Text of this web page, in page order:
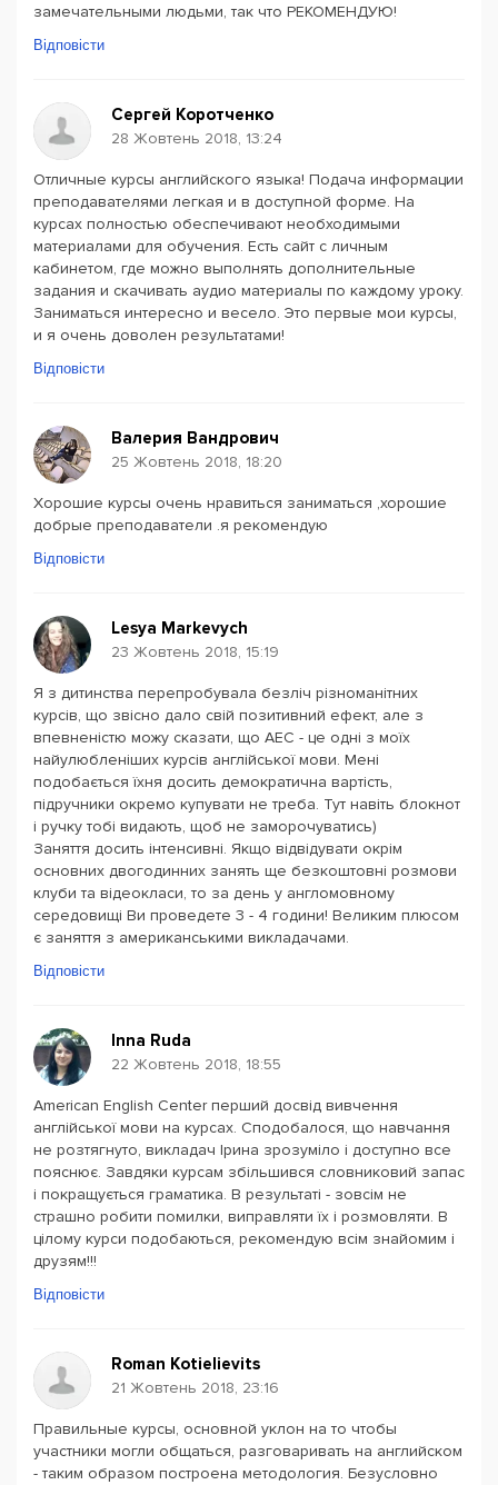
замечательными людьми, так что РЕКОМЕНДУЮ!
Відповісти
Сергей Коротченко
28 Жовтень 2018, 13:24
Отличные курсы английского языка! Подача информации
преподавателями легкая и в доступной форме. На
курсах полностью обеспечивают необходимыми
материалами для обучения. Есть сайт с личным
кабинетом, где можно выполнять дополнительные
задания и скачивать аудио материалы по каждому уроку.
Заниматься интересно и весело. Это первые мои курсы,
и я очень доволен результатами!
Відповісти
Валерия Вандрович
25 Жовтень 2018, 18:20
Хорошие курсы очень нравиться заниматься ,хорошие
добрые преподаватели .я рекомендую
Відповісти
Lesya Markevych
23 Жовтень 2018, 15:19
Я з дитинства перепробувала безліч різноманітних
курсів, що звісно дало свій позитивний ефект, але з
впевненістю можу сказати, що АЕС - це одні з моїх
найулюбленіших курсів англійської мови. Мені
подобається їхня досить демократична вартість,
підручники окремо купувати не треба. Тут навіть блокнот
і ручку тобі видають, щоб не заморочуватись)
Заняття досить інтенсивні. Якщо відвідувати окрім
основних двогодинних занять ще безкоштовні розмови
клуби та відеокласи, то за день у англомовному
середовищі Ви проведете 3 - 4 години! Великим плюсом
є заняття з американськими викладачами.
Відповісти
Inna Ruda
22 Жовтень 2018, 18:55
American English Center перший досвід вивчення
англійської мови на курсах. Сподобалося, що навчання
не розтягнуто, викладач Ірина зрозуміло і доступно все
пояснює. Завдяки курсам збільшився словниковий запас
і покращується граматика. В результаті - зовсім не
страшно робити помилки, виправляти їх і розмовляти. В
цілому курси подобаються, рекомендую всім знайомим і
друзям!!!
Відповісти
Roman Kotielievits
21 Жовтень 2018, 23:16
Правильные курсы, основной уклон на то чтобы
участники могли общаться, разговаривать на английском
- таким образом построена методология. Безусловно